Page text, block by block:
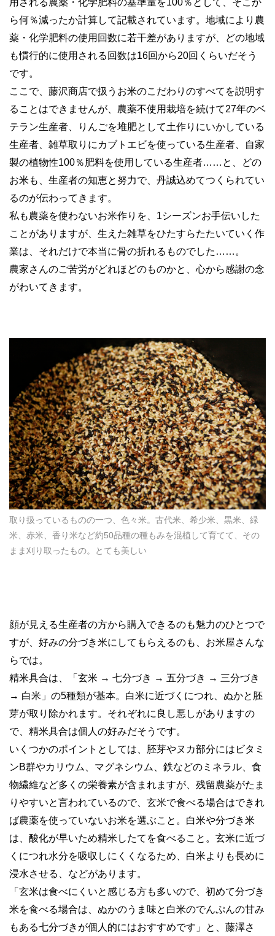
用される農薬・化学肥料の基準量を100％として、そこか
ら何％減ったか計算して記載されています。地域により農
薬・化学肥料の使用回数に若干差がありますが、どの地域
も慣行的に使用される回数は16回から20回くらいだそう
です。
ここで、藤沢商店で扱うお米のこだわりのすべてを説明す
ることはできませんが、農薬不使用栽培を続けて27年のベ
テラン生産者、りんごを堆肥として土作りにいかしている
生産者、雑草取りにカブトエビを使っている生産者、自家
製の植物性100％肥料を使用している生産者……と、どの
お米も、生産者の知恵と努力で、丹誠込めてつくられてい
るのが伝わってきます。
私も農薬を使わないお米作りを、1シーズンお手伝いした
ことがありますが、生えた雑草をひたすらたたいていく作
業は、それだけで本当に骨の折れるものでした……。
農家さんのご苦労がどれほどのものかと、心から感謝の念
がわいてきます。
取り扱っているものの一つ、色々米。古代米、希少米、黒米、緑
米、赤米、香り米など約50品種の種もみを混植して育てて、その
まま刈り取ったもの。とても美しい
顔が見える生産者の方から購入できるのも魅力のひとつで
すが、好みの分づき米にしてもらえるのも、お米屋さんな
らでは。
精米具合は、「玄米 → 七分づき → 五分づき → 三分づき
→ 白米」の5種類が基本。白米に近づくにつれ、ぬかと胚
芽が取り除かれます。それぞれに良し悪しがありますの
で、精米具合は個人の好みだそうです。
いくつかのポイントとしては、胚芽やヌカ部分にはビタミ
ンB群やカリウム、マグネシウム、鉄などのミネラル、食
物繊維など多くの栄養素が含まれますが、残留農薬がたま
りやすいと言われているので、玄米で食べる場合はできれ
ば農薬を使っていないお米を選ぶこと。白米や分づき米
は、酸化が早いため精米したてを食べること。玄米に近づ
くにつれ水分を吸収しにくくなるため、白米よりも長めに
浸水させる、などがあります。
「玄米は食べにくいと感じる方も多いので、初めて分づき
米を食べる場合は、ぬかのうま味と白米のでんぷんの甘み
もある七分づきが個人的にはおすすめです」と、藤澤さ